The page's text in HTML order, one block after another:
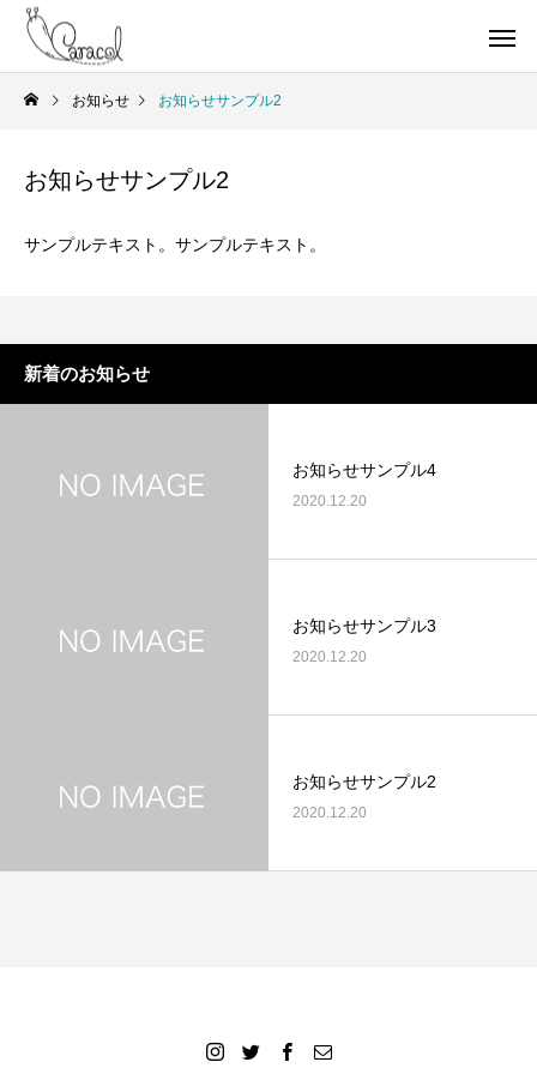
お知らせ お知らせサンプル2
お知らせサンプル2
サンプルテキスト。サンプルテキスト。
新着のお知らせ
お知らせサンプル4
2020.12.20
お知らせサンプル3
2020.12.20
お知らせサンプル2
2020.12.20